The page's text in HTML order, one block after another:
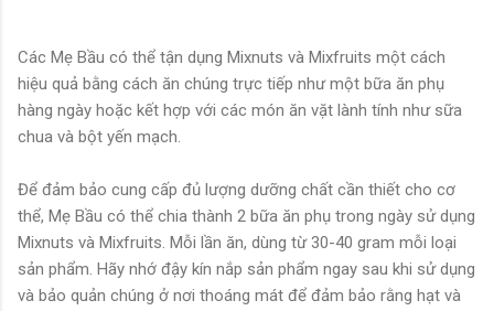
Các Mẹ Bầu có thể tận dụng Mixnuts và Mixfruits một cách
hiệu quả bằng cách ăn chúng trực tiếp như một bữa ăn phụ
hàng ngày hoặc kết hợp với các món ăn vặt lành tính như sữa
chua và bột yến mạch.
Để đảm bảo cung cấp đủ lượng dưỡng chất cần thiết cho cơ
thể, Mẹ Bầu có thể chia thành 2 bữa ăn phụ trong ngày sử dụng
Mixnuts và Mixfruits. Mỗi lần ăn, dùng từ 30-40 gram mỗi loại
sản phẩm. Hãy nhớ đậy kín nắp sản phẩm ngay sau khi sử dụng
và bảo quản chúng ở nơi thoáng mát để đảm bảo rằng hạt và